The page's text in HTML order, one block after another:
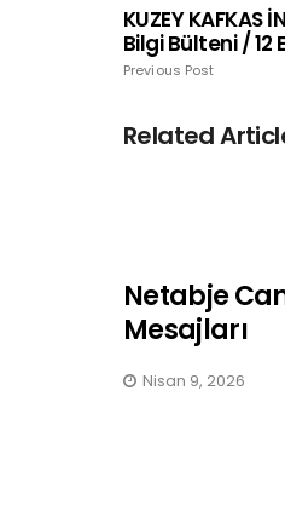
KUZEY KAFKAS
Bilgi Bülteni / 12
Previous Post
Related
Netabje
Mesajları
Nisan 9, 2026